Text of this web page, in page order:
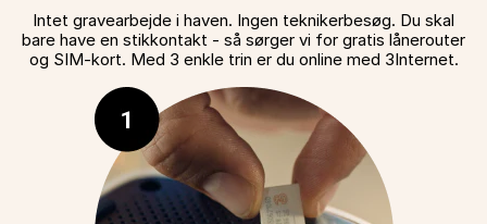
Intet gravearbejde i haven. Ingen teknikerbesøg. Du skal
bare have en stikkontakt - så sørger vi for gratis lånerouter
og SIM-kort. Med 3 enkle trin er du online med 3Internet.